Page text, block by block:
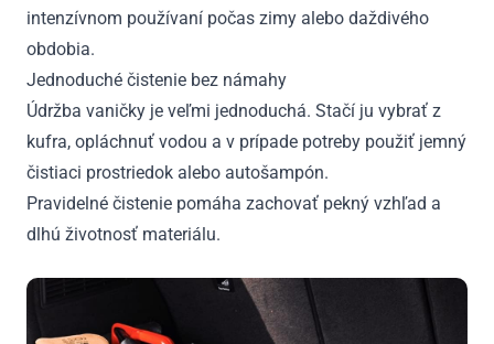
intenzívnom používaní počas zimy alebo daždivého
obdobia.
Jednoduché čistenie bez námahy
Údržba vaničky je veľmi jednoduchá. Stačí ju vybrať z
kufra, opláchnuť vodou a v prípade potreby použiť jemný
čistiaci prostriedok alebo autošampón.
Pravidelné čistenie pomáha zachovať pekný vzhľad a
dlhú životnosť materiálu.